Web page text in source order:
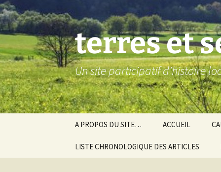
Aller
au
contenu
terres et
Un site participatif d'histoire
A PROPOS DU SITE… ACCUEIL
LISTE CHRONOLOGIQUE DES ARTICLES